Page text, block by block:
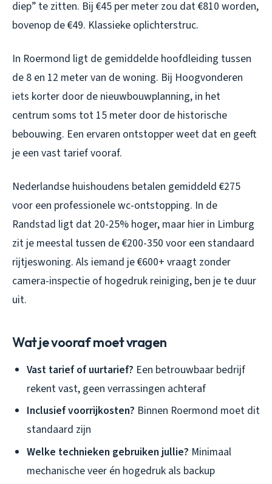
diep” te zitten. Bij €45 per meter zou dat €810 worden,
bovenop de €49. Klassieke oplichterstruc.
In Roermond ligt de gemiddelde hoofdleiding tussen
de 8 en 12 meter van de woning. Bij Hoogvonderen
iets korter door de nieuwbouwplanning, in het
centrum soms tot 15 meter door de historische
bebouwing. Een ervaren ontstopper weet dat en geeft
je een vast tarief vooraf.
Nederlandse huishoudens betalen gemiddeld €275
voor een professionele wc-ontstopping. In de
Randstad ligt dat 20-25% hoger, maar hier in Limburg
zit je meestal tussen de €200-350 voor een standaard
rijtjeswoning. Als iemand je €600+ vraagt zonder
camera-inspectie of hogedruk reiniging, ben je te duur
uit.
Wat je vooraf moet vragen
Vast tarief of uurtarief? Een betrouwbaar bedrijf
rekent vast, geen verrassingen achteraf
Inclusief voorrijkosten? Binnen Roermond moet dit
standaard zijn
Welke technieken gebruiken jullie? Minimaal
mechanische veer én hogedruk als backup